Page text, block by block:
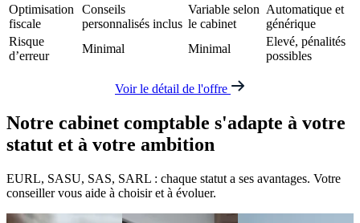
Optimisation
fiscale
Conseils
personnalisés inclus
Variable selon
le cabinet
Automatique et
générique
Risque
d’erreur
Minimal Minimal
Elevé, pénalités
possibles
Voir le détail de l'offre
Notre cabinet comptable s'adapte à votre
statut et à votre ambition
EURL, SASU, SAS, SARL : chaque statut a ses avantages. Votre
conseiller vous aide à choisir et à évoluer.